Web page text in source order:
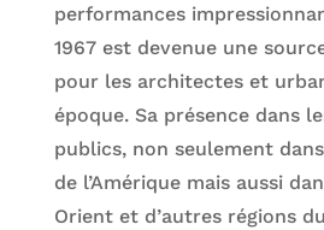
performances
1967 est devenue une
pour les architectes et
époque. Sa présence dans
publics, non seulement
de l’Amérique mais aussi
Orient et d’autres régions